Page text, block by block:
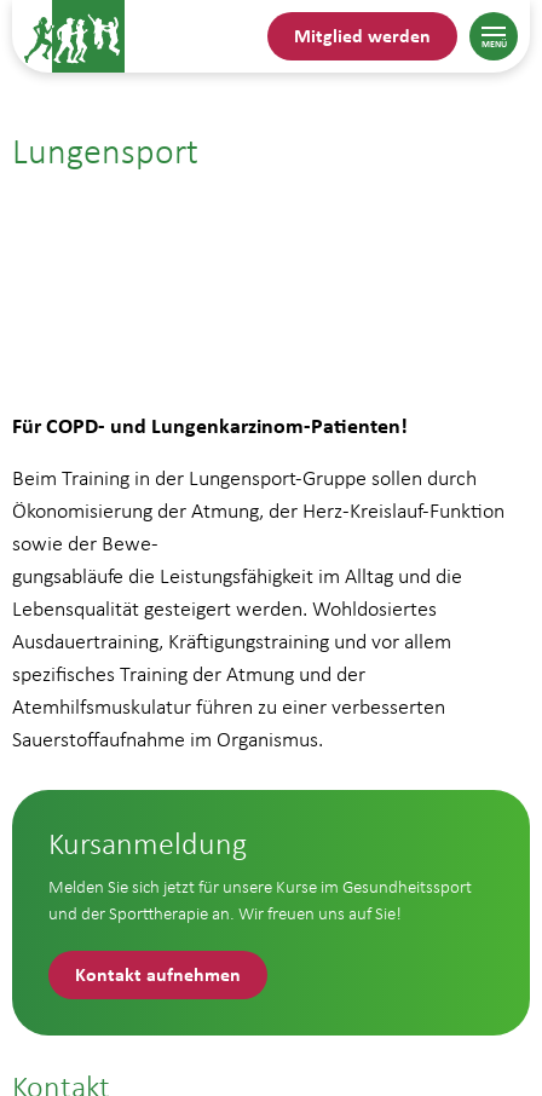
Mitglied werden
Lungensport
26.06.| 11:00 bis
Für COPD- und Lungenkarzinom-Patienten!
Beim Training in der Lungensport-Gruppe sollen durch
Ökonomisierung der Atmung, der Herz-Kreislauf-Funktion
sowie der Bewe-
gungsabläufe die Leistungsfähigkeit im Alltag und die
Lebensqualität gesteigert werden. Wohldosiertes
Ausdauertraining, Kräftigungstraining und vor allem
spezifisches Training der Atmung und der
Atemhilfsmuskulatur führen zu einer verbesserten
Sauerstoffaufnahme im Organismus.
Kursanmeldung
Melden Sie sich jetzt für unsere Kurse im Gesundheitssport
und der Sporttherapie an. Wir freuen uns auf Sie!
Kontakt aufnehmen
Kontakt